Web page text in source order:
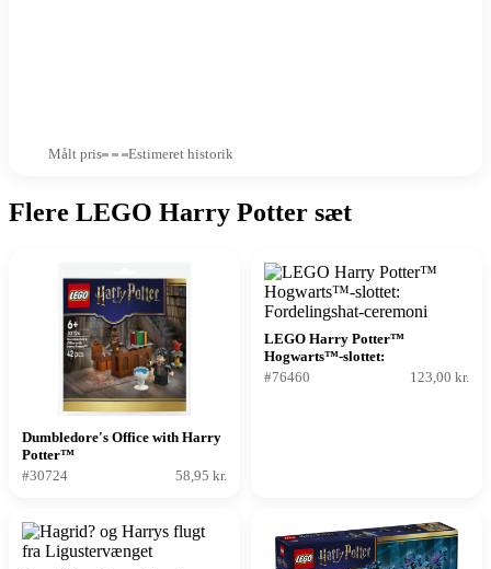
Målt pris Estimeret historik
Flere LEGO Harry Potter sæt
Dumbledore's Office with Harry
Potter™
#30724
58,95 kr.
LEGO Harry Potter™
Hogwarts™-slottet:
Fordelingshat-ceremoni
#76460 123,00 kr.